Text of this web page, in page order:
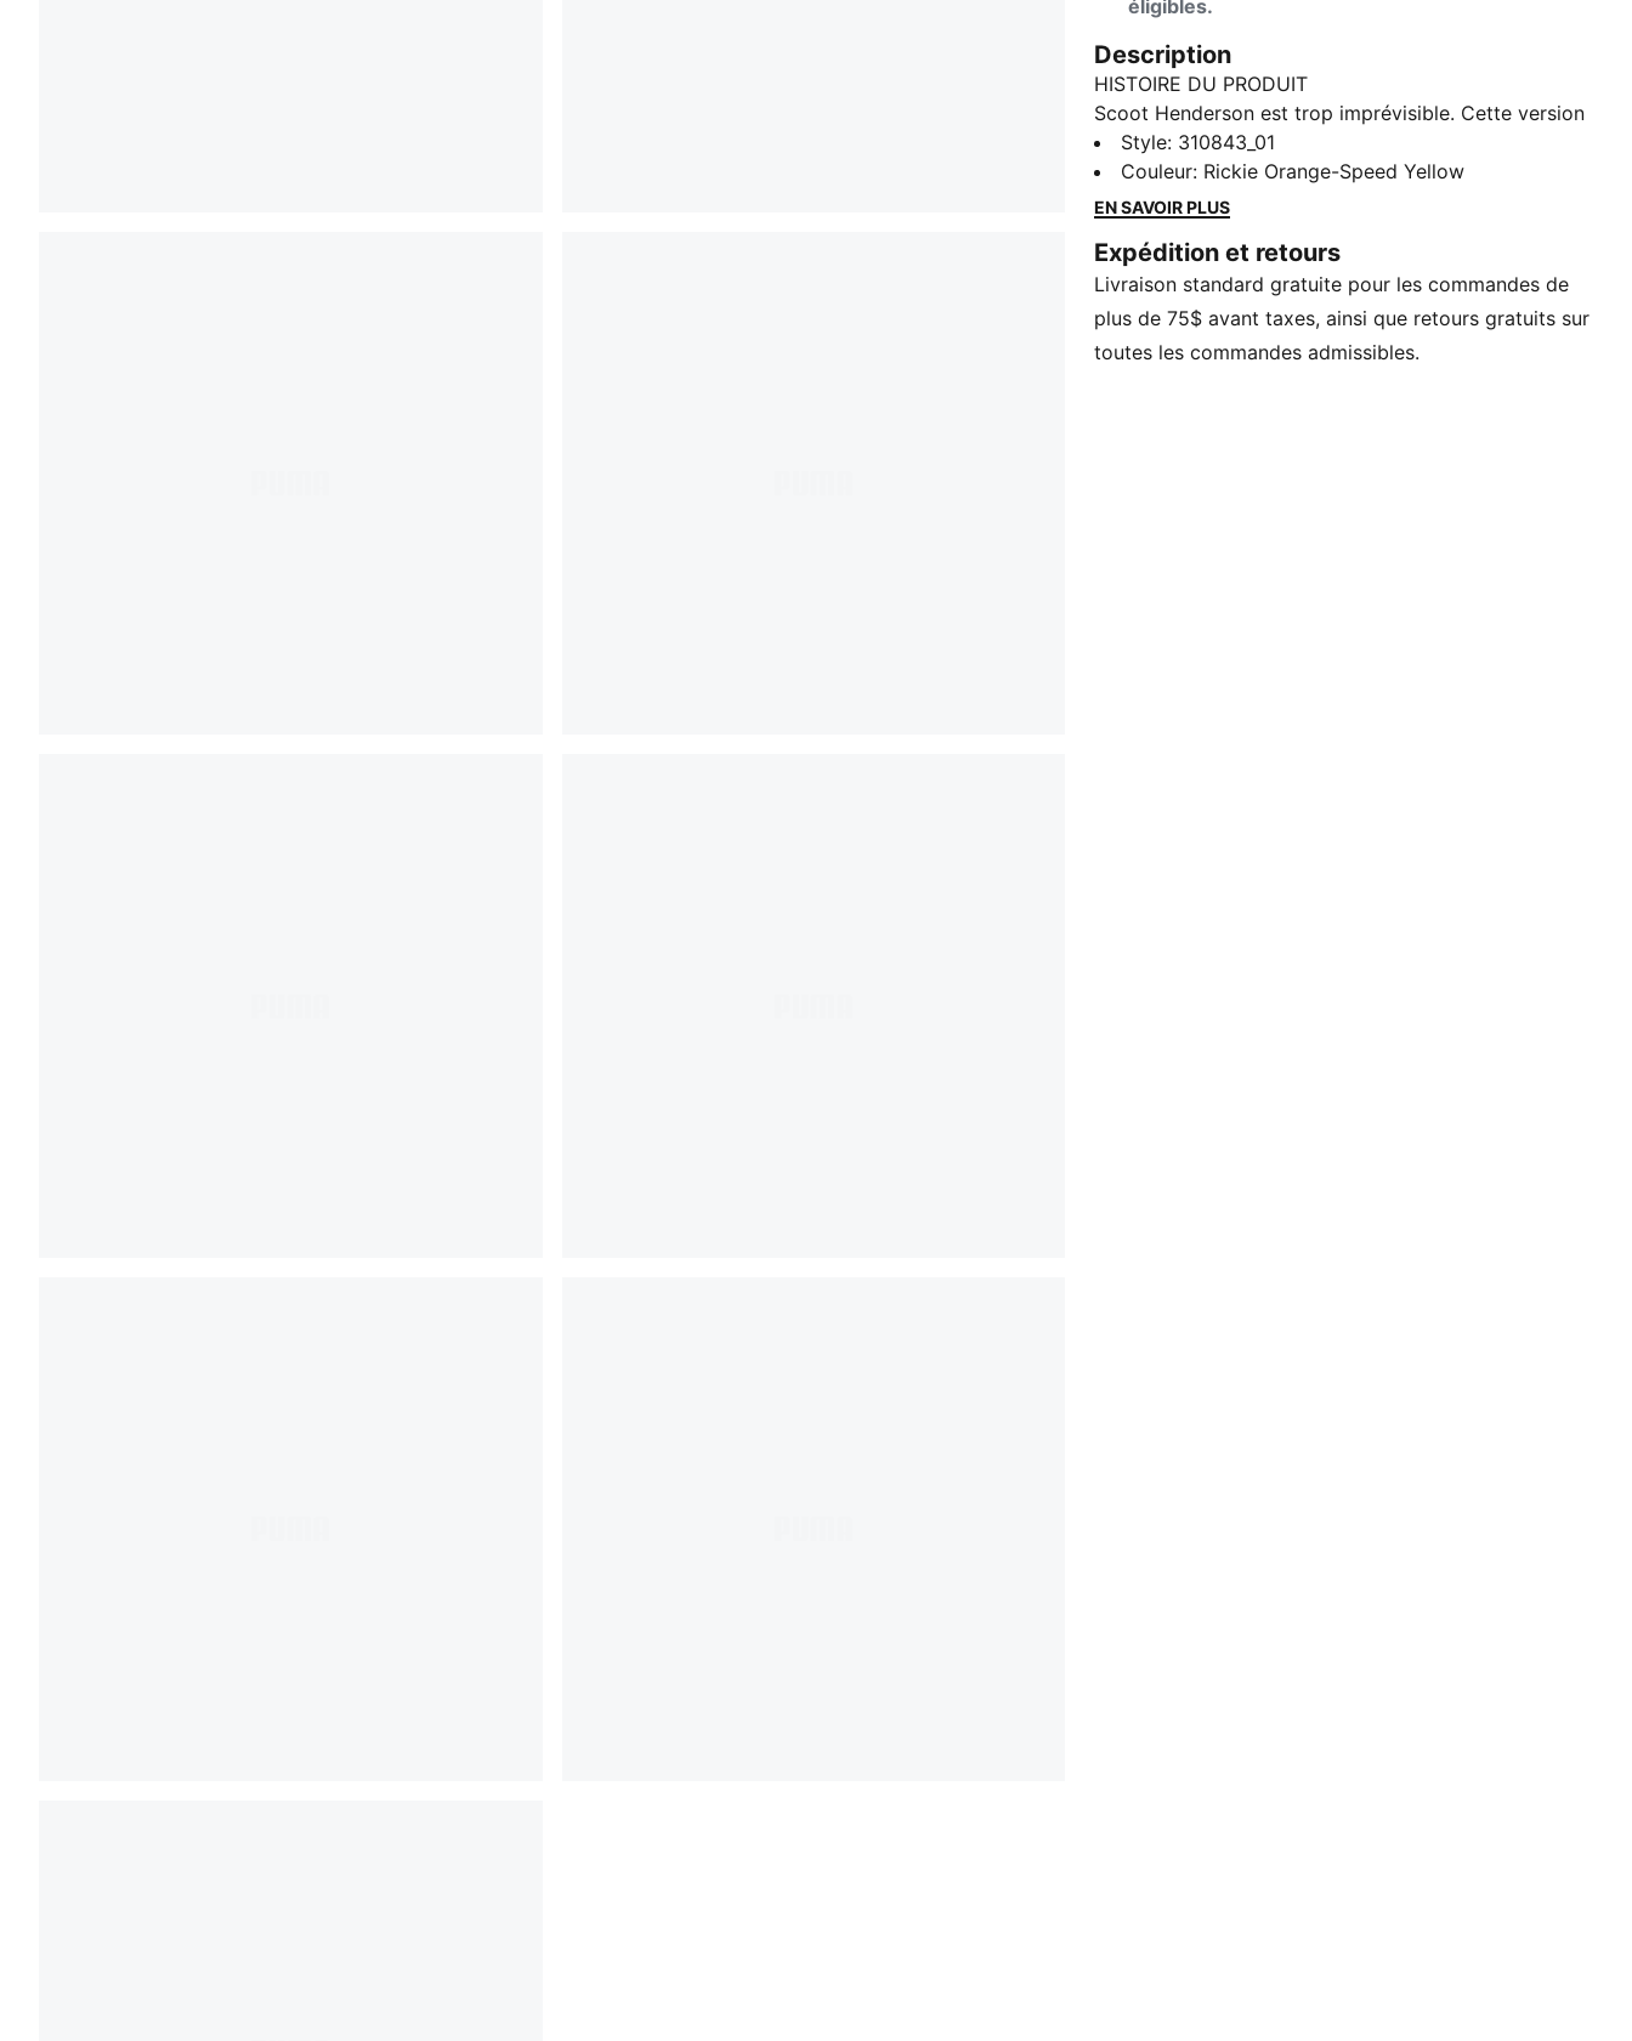
éligibles.
Description
HISTOIRE DU PRODUIT
Scoot Henderson est trop imprévisible. Cette version
de sa chaussure de performance emblématique, la
Scoot Zeros II, est parée de coloris audacieux se
voulant une mise en garde à tous ceux qui tentent de
mantra « Dominer à tout prix » et son jeu versatile, la
Scoot Zeros II Caution présente un design élégant et
épuré avec des couleurs vives, un amorti
NITROFOAM™ et une semelle extérieure en
Style: 310843_01
Couleur: Rickie Orange-Speed Yellow
EN SAVOIR PLUS
Expédition et retours
Livraison standard gratuite pour les commandes de
plus de 75$ avant taxes, ainsi que retours gratuits sur
toutes les commandes admissibles.